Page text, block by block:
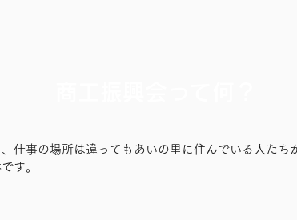
仕事の場所は違ってもあいの里に住んでいる人たち
す。